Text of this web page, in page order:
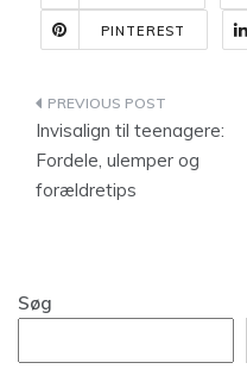
PINTEREST
Invisalign til teenagere:
Fordele, ulemper og
forældretips
Søg